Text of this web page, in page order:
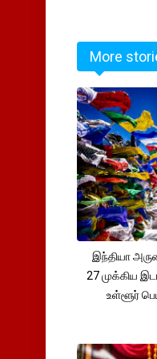
More
இந்தியா
27 முக்கிய
உள்ளூர்